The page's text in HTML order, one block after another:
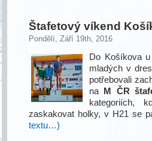
Štafetový víkend
Pondělí, Září 19th, 2016
Do Košíkova
mladých v
potřebovali
na
M ČR
kategoriích,
zaskakovat holky, v H21 se
textu…)